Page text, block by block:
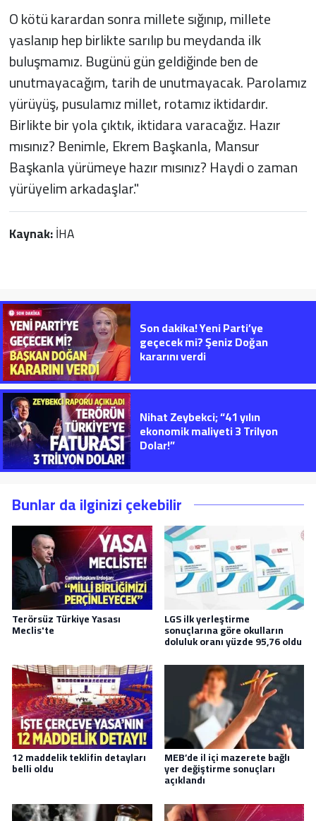
O kötü karardan sonra millete sığınıp, millete
yaslanıp hep birlikte sarılıp bu meydanda ilk
buluşmamız. Bugünü gün geldiğinde ben de
unutmayacağım, tarih de unutmayacak. Parolamız
yürüyüş, pusulamız millet, rotamız iktidardır.
Birlikte bir yola çıktık, iktidara varacağız. Hazır
mısınız? Benimle, Ekrem Başkanla, Mansur
Başkanla yürümeye hazır mısınız? Haydi o zaman
yürüyelim arkadaşlar."
Kaynak:İHA
Son dakika! Yeni Parti’ye
geçecek mi? Şeniz Doğan
kararını verdi
Nihat Zeybekci; “41 yılın
ekonomik maliyeti 3 Trilyon
Dolar!”
Bunlar da ilginizi çekebilir
Terörsüz Türkiye Yasası
Meclis'te
LGS ilk yerleştirme
sonuçlarına göre okulların
doluluk oranı yüzde 95,76 oldu
12 maddelik teklifin detayları
belli oldu
MEB’de il içi mazerete bağlı
yer değiştirme sonuçları
açıklandı